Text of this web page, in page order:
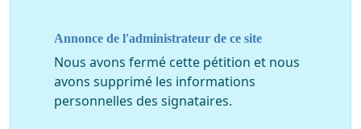
Annonce de l'administrateur de ce site
Nous avons fermé cette pétition et nous
avons supprimé les informations
personnelles des signataires.